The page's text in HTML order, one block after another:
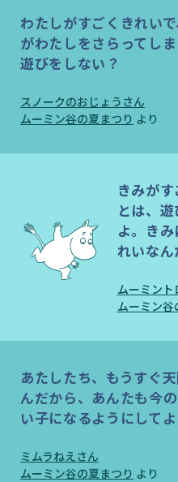
わたしがすごくきれい
がわたしをさらってし
遊びをしない？
スノークのおじょうさん
ムーミン谷の夏まつり より
きみが
とは、
よ。き
れいなん
ムーミント
ムーミン谷
あたしたち、もうすぐ
んだから、あんたも今
い子になるようにしてよ
ミムラねえさん
ムーミン谷の夏まつり より